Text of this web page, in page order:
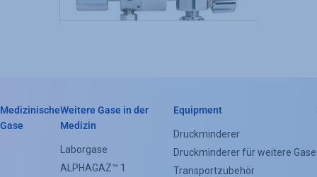
Header
Categorie
Medizinische
Gase
Weitere Gase in der
Medizin
Laborgase
ALPHAGAZ™ 1
Equipment
Druckminderer
Druckminderer für weitere Gase
Transportzubehör